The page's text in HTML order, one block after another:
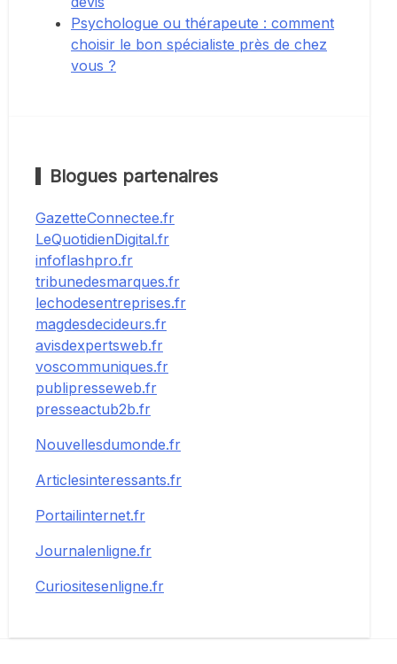
Psychologue ou thérapeute : comment
choisir le bon spécialiste près de chez
vous ?
Blogues partenaires
GazetteConnectee.fr
LeQuotidienDigital.fr
infoflashpro.fr
tribunedesmarques.fr
lechodesentreprises.fr
magdesdecideurs.fr
avisdexpertsweb.fr
voscommuniques.fr
publipresseweb.fr
presseactub2b.fr
Nouvellesdumonde.fr
Articlesinteressants.fr
Portailinternet.fr
Journalenligne.fr
Curiositesenligne.fr